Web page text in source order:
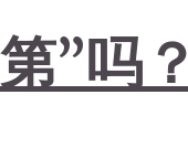
”吗？